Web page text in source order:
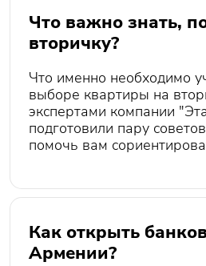
Что важно знать,
вторичку?
Что именно необходимо
выборе квартиры на
экспертами компании
подготовили пару
помочь вам
Как открыть
Армении?